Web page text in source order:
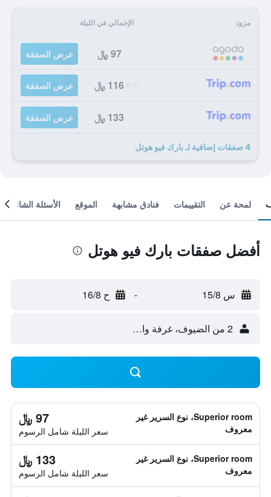
مزود الإجمالي في الليلة
97 ﷼ عرض الصفقة
116 ﷼ عرض الصفقة
133 ﷼ عرض الصفقة
4 صفقات إضافية لـ بارك فيو هوتل
لمحة عن التقييمات فنادق مشابهة الموقع الأسئلة الشائعة
أفضل صفقات بارك فيو هوتل
س 15/8 - ح 16/8
2 من الضيوف، غرفة واحدة
Superior room، نوع السرير غير
معروف
97 ﷼
سعر الليلة شامل الرسوم
Superior room، نوع السرير غير
معروف
133 ﷼
سعر الليلة شامل الرسوم